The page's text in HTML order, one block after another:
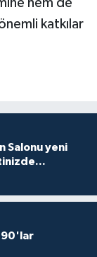
katkılar
Salonu yeni
90'lar